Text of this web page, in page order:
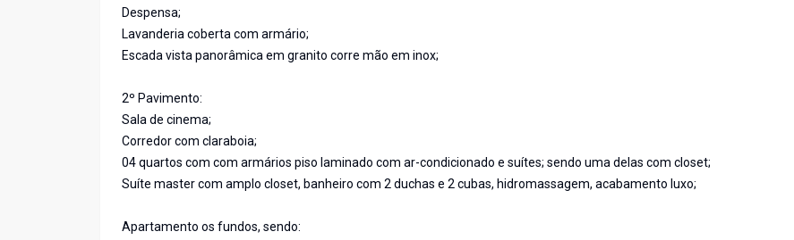
Despensa;
Lavanderia coberta com armário;
Escada vista panorâmica em granito corre mão em inox;
2º Pavimento:
Sala de cinema;
Corredor com claraboia;
04 quartos com com armários piso laminado com ar-condicionado e suítes; sendo uma delas com closet;
Suíte master com amplo closet, banheiro com 2 duchas e 2 cubas, hidromassagem, acabamento luxo;
Apartamento os fundos, sendo: